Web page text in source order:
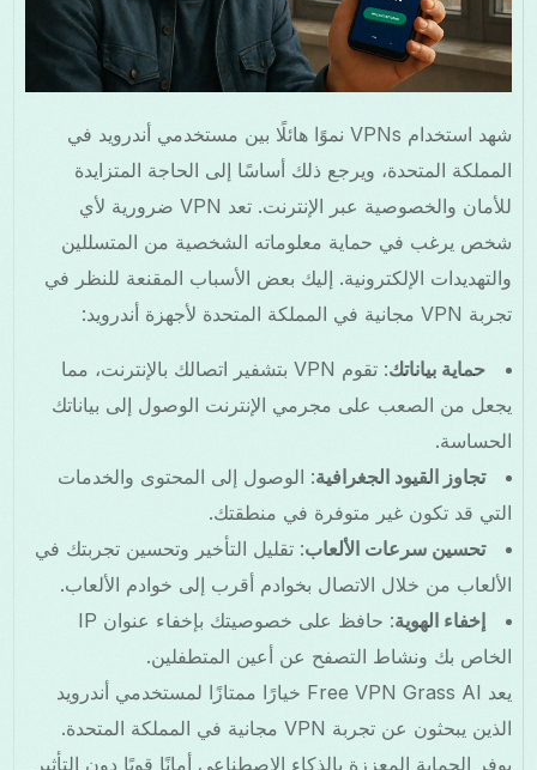
شهد استخدام VPNs نموًا هائلًا بين مستخدمي أندرويد في
المملكة المتحدة، ويرجع ذلك أساسًا إلى الحاجة المتزايدة
للأمان والخصوصية عبر الإنترنت. تعد VPN ضرورية لأي
شخص يرغب في حماية معلوماته الشخصية من المتسللين
والتهديدات الإلكترونية. إليك بعض الأسباب المقنعة للنظر في
تجربة VPN مجانية في المملكة المتحدة لأجهزة أندرويد:
حماية بياناتك
: تقوم VPN بتشفير اتصالك بالإنترنت، مما
يجعل من الصعب على مجرمي الإنترنت الوصول إلى بياناتك
الحساسة.
تجاوز القيود الجغرافية: الوصول إلى المحتوى والخدمات
التي قد تكون غير متوفرة في منطقتك.
تحسين سرعات الألعاب: تقليل التأخير وتحسين تجربتك في
الألعاب من خلال الاتصال بخوادم أقرب إلى خوادم الألعاب.
إخفاء الهوية
: حافظ على خصوصيتك بإخفاء عنوان IP
الخاص بك ونشاط التصفح عن أعين المتطفلين.
يعد Free VPN Grass AI خيارًا ممتازًا لمستخدمي أندرويد
الذين يبحثون عن تجربة VPN مجانية في المملكة المتحدة.
يوفر الحماية المعززة بالذكاء الاصطناعي أمانًا قويًا دون التأثير